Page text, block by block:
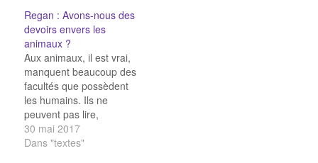
terre, les moucherons,
les chenilles et le reste
des animaux, que de
leur donner une âme
immortelle.
Premièrement…
Regan : Avons-nous des
devoirs envers les
animaux ?
Aux animaux, il est vrai,
manquent beaucoup des
facultés que possèdent
les humains. Ils ne
peuvent pas lire,
s’adonner aux
mathématiques
30 mai 2017
Dans "textes"